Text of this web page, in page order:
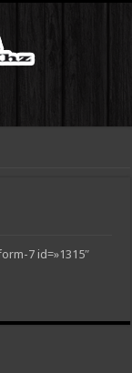
7 id=»1315″